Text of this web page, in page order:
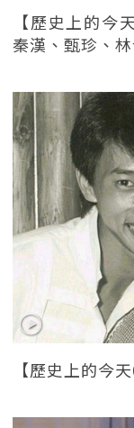
【歷史上的
秦漢、甄珍、
【歷史上的今